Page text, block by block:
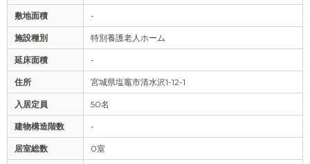
敷地面積 -
施設種別 特別養護老人ホーム
延床面積 -
住所 宮城県塩竈市清水沢1-12-1
入居定員 50名
建物構造階数 -
居室総数 0室